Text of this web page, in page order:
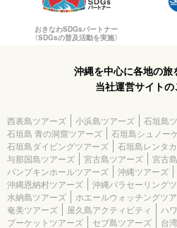
おきなわSDGsパートナー
〈SDGsの普及活動を実施〉
沖縄を中心に各地の旅
当社運営サイト
西表島ツアーズ 小浜島ツアーズ
石垣島
石垣島 青の洞窟ツアーズ
石垣島シュノー
石垣島ダイビングツアーズ
石垣島レンタ
与那国島ツアーズ
宮古島ツアーズ
宮古
パンプキンホールツアーズ
沖縄ツアーズ
沖縄恩納村ツアーズ
沖縄パラセーリング
水納島ツアーズ
ホエールウォッチングツ
奄美ツアーズ
屋久島アクティビティ ハ
プーケットツアーズ
セブ島ツアーズ 台